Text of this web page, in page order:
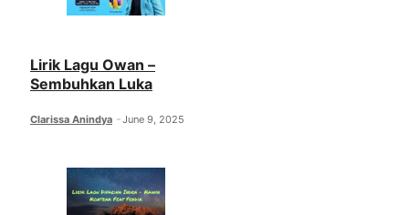
Lirik Lagu Owan –
Sembuhkan Luka
Clarissa Anindya June 9, 2025